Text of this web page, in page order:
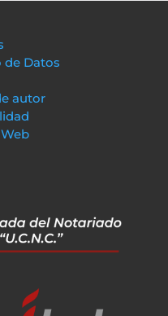
de Datos
autor